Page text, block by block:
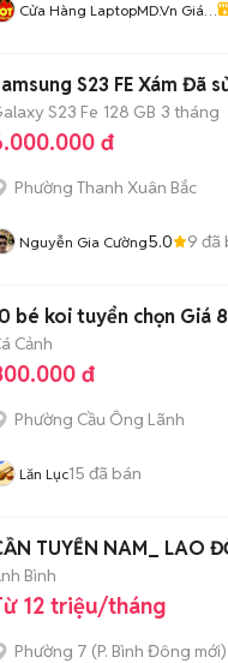
Cửa Hàng LaptopMD.vn Giá
S23 FE Xám Đã
S23 Fe 128 GB 3 tháng
đ
Phường Thanh Xuân Bắc
Nguyễn Gia Cường5.0 9 đã
bé koi tuyển chọn Giá
Cảnh
đ
Phường Cầu Ông Lãnh
Lăn Lục15 đã bán
TUYỂN NAM_ LAO
Bình
12 triệu/tháng
Phường 7 (P. Bình Đông mới)